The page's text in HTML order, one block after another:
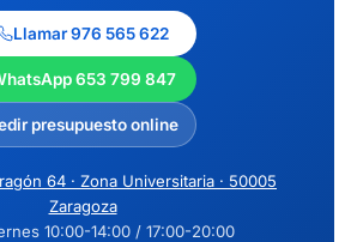
Llamar 976 565 622
653 799 847
presupuesto online
64 · Zona Universitaria · 50005
Zaragoza
10:00-14:00 / 17:00-20:00